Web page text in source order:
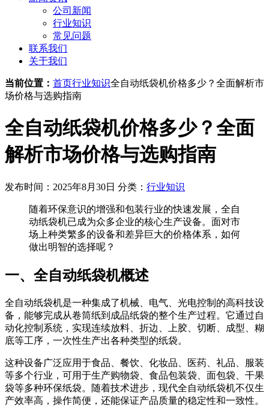
公司新闻
行业知识
常见问题
联系我们
关于我们
当前位置： 首页行业知识全自动纸袋机价格多少？全面解析市
场价格与选购指南
全自动纸袋机价格多少？全面
解析市场价格与选购指南
发布时间：2025年8月30日 分类： 行业知识
随着环保意识的增强和包装行业的快速发展，全自
动纸袋机已成为众多企业的核心生产设备。面对市
场上种类繁多的设备和差异巨大的价格体系，如何
做出明智的选择呢？
一、全自动纸袋机概述
全自动纸袋机是一种集成了机械、电气、光电控制的高科技设
备，能够完成从卷筒纸到成品纸袋的整个生产过程。它通过自
动化控制系统，实现连续放料、折边、上胶、切断、成型、糊
底等工序，一次性生产出各种类型的纸袋。
这种设备广泛应用于食品、餐饮、化妆品、医药、礼品、服装
等多个行业，可用于生产购物袋、食品包装袋、面包袋、干果
袋等多种环保纸袋。随着技术进步，现代全自动纸袋机不仅生
产效率高，操作简便，还能保证产品质量的稳定性和一致性。